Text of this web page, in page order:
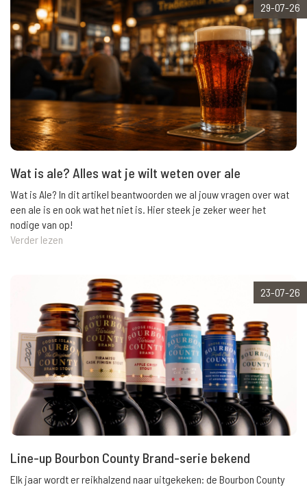
29-07-26
Wat is ale? Alles wat je wilt weten over ale
Wat is Ale? In dit artikel beantwoorden we al jouw vragen over wat
een ale is en ook wat het niet is. Hier steek je zeker weer het
nodige van op!
Verder lezen
23-07-26
Line-up Bourbon County Brand-serie bekend
Elk jaar wordt er reikhalzend naar uitgekeken: de Bourbon County